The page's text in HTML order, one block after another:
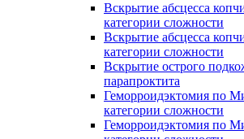
Вскрытие абсцесса
категории сложности
Вскрытие абсцесса
категории сложности
Вскрытие острого
парапроктита
Геморроидэктомия по
категории сложности
Геморроидэктомия по